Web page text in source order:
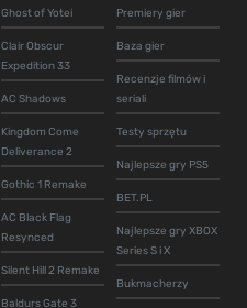
Ghost of Yotei
Clair Obscur
Expedition 33
AC Shadows
Kingdom Come
Deliverance 2
Gothic 1 Remake
AC Black Flag
Resynced
Silent Hill 2 Remake
Baldurs Gate 3
Premiery gier
Baza gier
Recenzje filmów i
seriali
Testy sprzętu
Najlepsze gry PS5
BET.PL
Najlepsze gry XBOX
Series S i X
Bukmacherzy